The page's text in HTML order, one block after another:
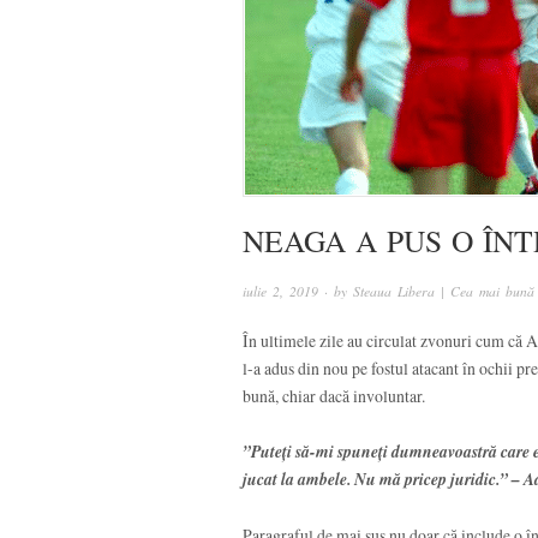
NEAGA A PUS O
iulie 2, 2019 · by Steaua Libera | Cea mai
În ultimele zile au circulat zvonuri cum că
l-a adus din nou pe fostul atacant în ochii
bună, chiar dacă involuntar.
”Puteţi să-mi spuneţi dumneavoastră
jucat la ambele. Nu mă pricep juridic.” –